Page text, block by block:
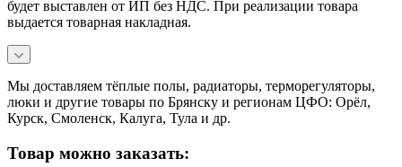
будет выставлен от ИП без НДС. При реализации товара
выдается товарная накладная.
Мы доставляем тёплые полы, радиаторы, терморегуляторы,
люки и другие товары по Брянску и регионам ЦФО: Орёл,
Курск, Смоленск, Калуга, Тула и др.
Товар можно заказать: